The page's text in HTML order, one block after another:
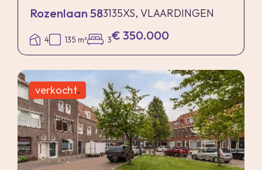
Rozenlaan 583135XS, VLAARDINGEN
4 135 m² 3€ 350.000
verkocht.